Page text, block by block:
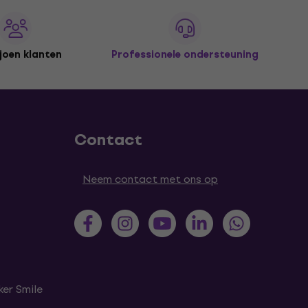
klanten Professionele ondersteuning
Smile
Contact
Neem contact met ons op